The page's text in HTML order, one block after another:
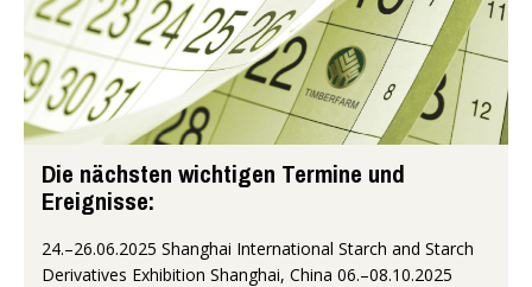
Die nächsten wichtigen Termine und
Ereignisse:
24.–26.06.2025 Shanghai International Starch and Starch
Derivatives Exhibition Shanghai, China 06.–08.10.2025